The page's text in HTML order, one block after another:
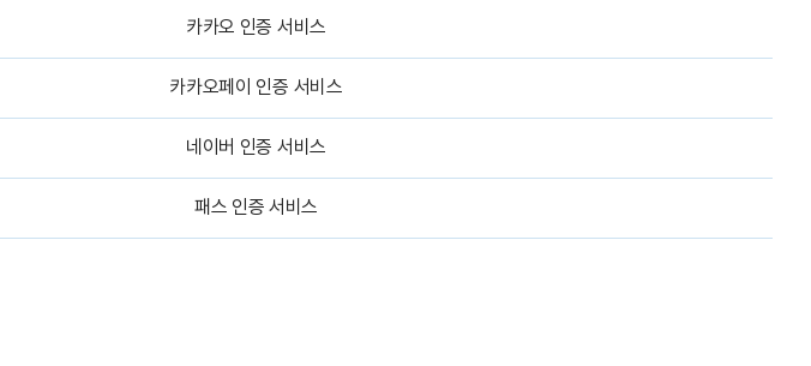
카카오 인증 서비스
카카오페이 인증 서비스
네이버 인증 서비스
패스 인증 서비스